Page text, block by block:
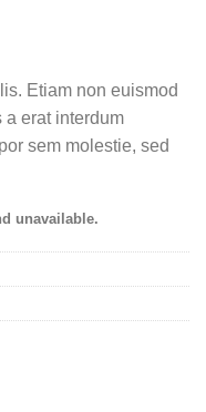
Etiam non euismod
a erat interdum
sem molestie, sed
unavailable.